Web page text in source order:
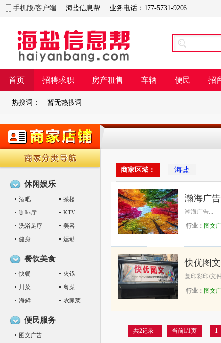
手机版/客户端 | 海盐信息帮 | 业务电话：177-5731-9206
首页 招聘求职 房产租售 车辆 便民 招
热搜词： 暂无热搜词
休闲娱乐
酒吧
茶楼
咖啡厅
KTV
洗浴足疗
美容
健身
运动
餐饮美食
快餐
火锅
川菜
粤菜
海鲜
农家菜
便民服务
图文广告
商家区域： 海盐
瀚海广告
瀚海广告...
行业： 图文
快优图文
复印彩印/文
行业： 图文
共2记录 当前1/1页 1